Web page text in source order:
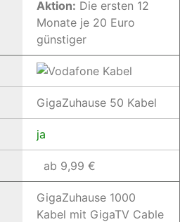
Aktion: Die ersten 12
Monate je 20 Euro
günstiger
GigaZuhause 50 Kabel
ja
ab 9,99 €
GigaZuhause 1000
Kabel mit GigaTV Cable